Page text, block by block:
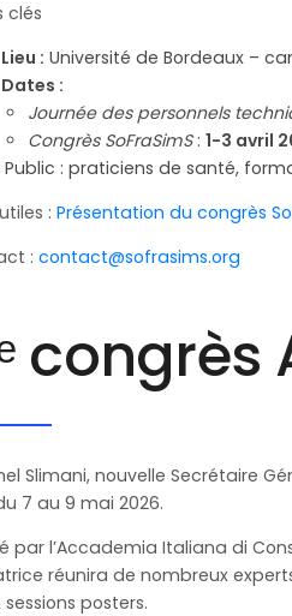
clés
Lieu : Université de Bordeaux –
Dates :
Journée des personnels
Congrès SoFraSimS: 1-3 avril
: praticiens de santé,
: Présentation du congrès
: contact@sofrasims.org
congrès
Slimani, nouvelle Secrétaire
7 au 9 mai 2026.
par l’Accademia Italiana di
réunira de nombreux
posters.